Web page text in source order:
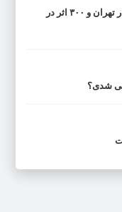
اجرای ۶۵ نمایش صحنه‌ای در تهران و ۳۰۰ اثر در
می شدی؟